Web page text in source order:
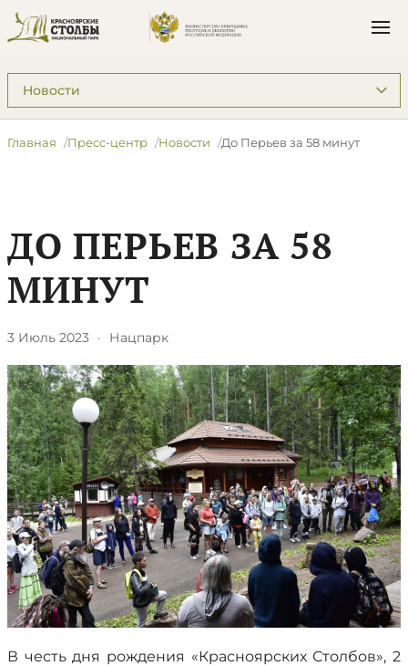
Подразделы: Пресс-центр
Главная Пресс-центр Новости ​До Перьев за 58 минут
​ДО ПЕРЬЕВ ЗА 58
МИНУТ
3 Июль 2023 · Нацпарк
В честь дня рождения «Красноярских Столбов», 2